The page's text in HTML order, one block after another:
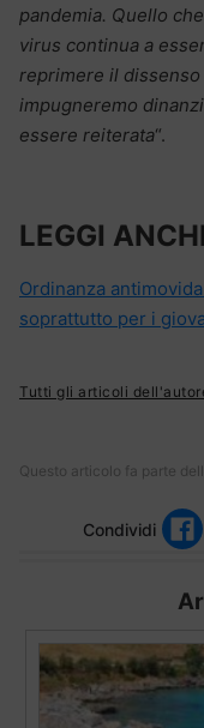
pandemia. Quello
virus continua a
reprimere il
impugneremo
essere reiterata“.
LEGGI
Ordinanza
soprattutto per i
Tutti gli articoli
Questo articolo fa parte
Condividi